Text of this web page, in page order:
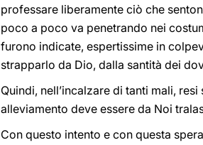
professare liberamente ciò che
poco a poco va penetrando nei
furono indicate, espertissime in
strapparlo da Dio, dalla santità dei
Quindi, nell’incalzare di tanti mali,
alleviamento deve essere da Noi
Con questo intento e con questa